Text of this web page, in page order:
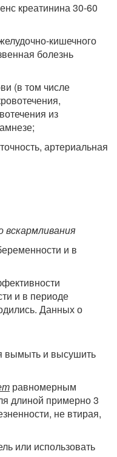
креатинина 30-60
кишечного
болезнь
(в том числе
из
артериальная
вскармливания
и в
и в периоде
Данных о
вымыть и высушить
равномерным
длиной примерно 3
не втирая,
или использовать